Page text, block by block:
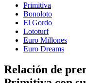
Primitiva
Bonoloto
El Gordo
Lototurf
Euro Millones
Euro Dreams
Relación de